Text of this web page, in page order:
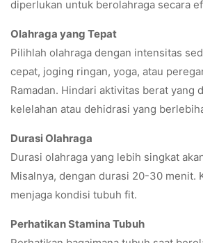
diperlukan untuk berolahraga secara
Olahraga yang Tepat
Pilihlah olahraga dengan intensitas
cepat, joging ringan, yoga, atau
Ramadan. Hindari aktivitas berat yang
kelelahan atau dehidrasi yang
Durasi Olahraga
Durasi olahraga yang lebih singkat
Misalnya, dengan durasi 20-30 menit.
menjaga kondisi tubuh fit.
Perhatikan Stamina Tubuh